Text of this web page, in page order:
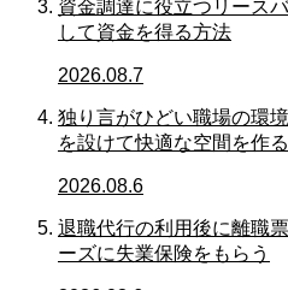
資金調達に役立つリース
して資金を得る方法
2026.08.7
独り言がひどい職場の環
を設けて快適な空間を作る
2026.08.6
退職代行の利用後に離職
ーズに失業保険をもらう